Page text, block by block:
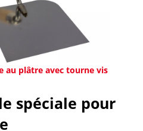
au plâtre avec tourne vis
spéciale pour